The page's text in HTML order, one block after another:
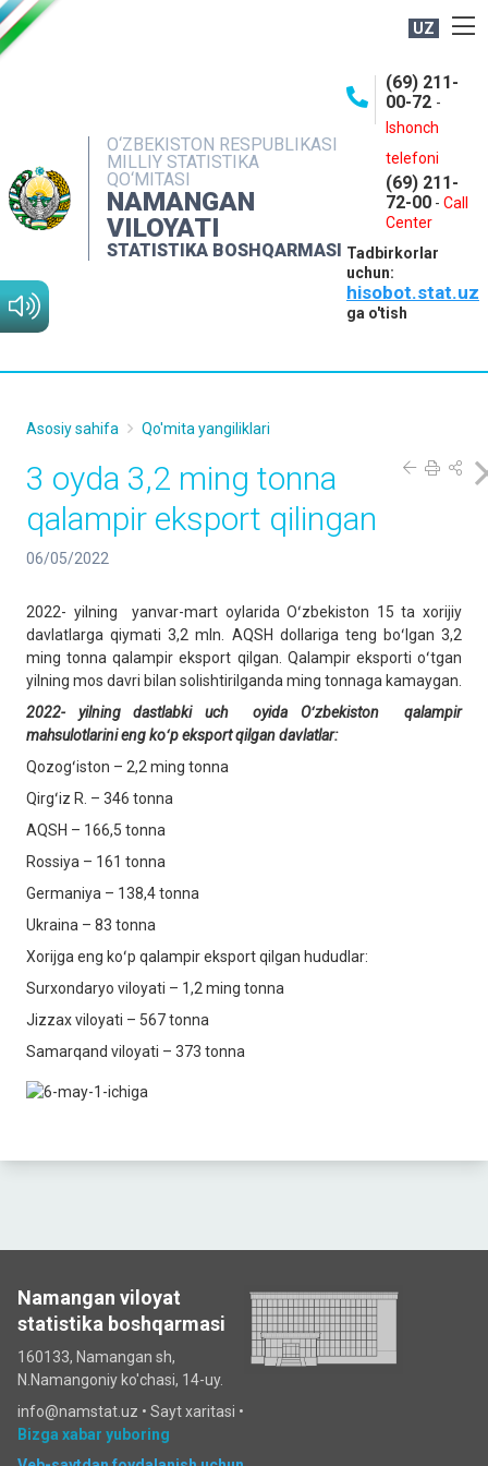
UZ
O‘ZBEKISTON RESPUBLIKASI
MILLIY STATISTIKA
QO‘MITASI
NAMANGAN
VILOYATI
STATISTIKA BOSHQARMASI
(69) 211-
00-72 -
Ishonch
telefoni
(69) 211-
72-00 - Call
Center
Tadbirkorlar
uchun:
hisobot.stat.uz
ga o'tish
NASHRLAR
INTERAKTIV XIZMATLAR
MATBUOT XIZMATI
MUROJAATLAR
Asosiy sahifa Qo'mita yangiliklari
3 oyda 3,2 ming tonna
qalampir eksport qilingan
06/05/2022
2022- yilning yanvar-mart oylarida Oʻzbekiston 15 ta xorijiy
davlatlarga qiymati 3,2 mln. AQSH dollariga teng boʻlgan 3,2
ming tonna qalampir eksport qilgan. Qalampir eksporti oʻtgan
yilning mos davri bilan solishtirilganda ming tonnaga kamaygan.
2022- yilning dastlabki uch oyida Oʻzbekiston qalampir
mahsulotlarini eng koʻp eksport qilgan davlatlar:
Qozogʻiston – 2,2 ming tonna
Qirgʻiz R. – 346 tonna
AQSH – 166,5 tonna
Rossiya – 161 tonna
Germaniya – 138,4 tonna
Ukraina – 83 tonna
Xorijga eng koʻp qalampir eksport qilgan hududlar:
Surxondaryo viloyati – 1,2 ming tonna
Jizzax viloyati – 567 tonna
Samarqand viloyati – 373 tonna
Namangan viloyat
statistika boshqarmasi
160133, Namangan sh,
N.Namangoniy ko'chasi, 14-uy.
info@namstat.uz • Sayt xaritasi •
Bizga xabar yuboring